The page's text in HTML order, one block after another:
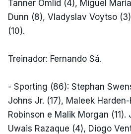
Tanner Omlid (4), Miguel
Dunn (8), Vladyslav Voytso
(10).
Treinador: Fernando Sá.
- Sporting (86): Stephan
Johns Jr. (17), Maleek
Robinson e Malik Morgan (11).
Uwais Razaque (4), Diogo